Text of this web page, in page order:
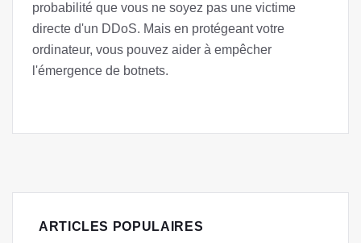
probabilité que vous ne soyez pas une victime
directe d'un DDoS. Mais en protégeant votre
ordinateur, vous pouvez aider à empêcher
l'émergence de botnets.
ARTICLES POPULAIRES